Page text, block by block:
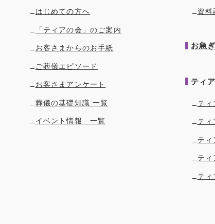
はじめての方へ
「ティアの会」のご案内
お客さまからのお手紙
ご葬儀エピソード
お客さまアンケート
葬儀の基礎知識 一覧
イベント情報 一覧
資料
お急
ティ
テ
テ
テ
テ
テ